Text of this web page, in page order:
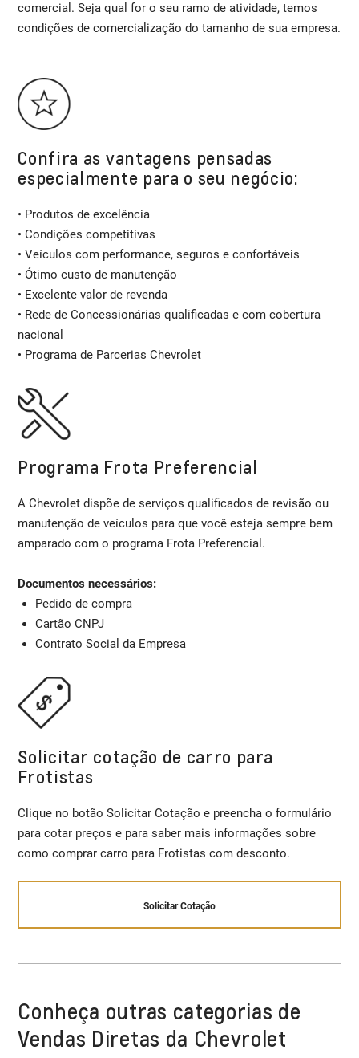
comercial. Seja qual for o seu ramo de atividade, temos
condições de comercialização do tamanho de sua empresa.
Confira as vantagens pensadas
especialmente para o seu negócio:
• Produtos de excelência
• Condições competitivas
• Veículos com performance, seguros e confortáveis
• Ótimo custo de manutenção
• Excelente valor de revenda
• Rede de Concessionárias qualificadas e com cobertura
nacional
• Programa de Parcerias Chevrolet
Programa Frota Preferencial
A Chevrolet dispõe de serviços qualificados de revisão ou
manutenção de veículos para que você esteja sempre bem
amparado com o programa Frota Preferencial.
Documentos necessários:
Pedido de compra
Cartão CNPJ
Contrato Social da Empresa
Solicitar cotação de carro para
Frotistas
Clique no botão Solicitar Cotação e preencha o formulário
para cotar preços e para saber mais informações sobre
como comprar carro para Frotistas com desconto.
Solicitar Cotação
Conheça outras categorias de
Vendas Diretas da Chevrolet